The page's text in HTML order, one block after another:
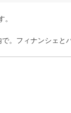
。
。フィナンシェと